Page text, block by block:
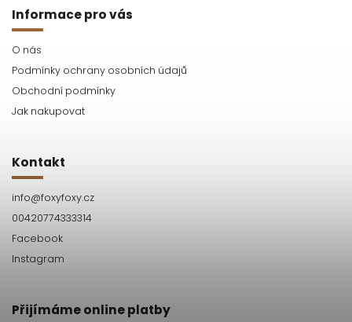
Informace pro vás
O nás
Podmínky ochrany osobních údajů
Obchodní podmínky
Jak nakupovat
Kontakt
info@foxyfoxy.cz
00420774333314
Facebook
Instagram
Přijímáme online platby